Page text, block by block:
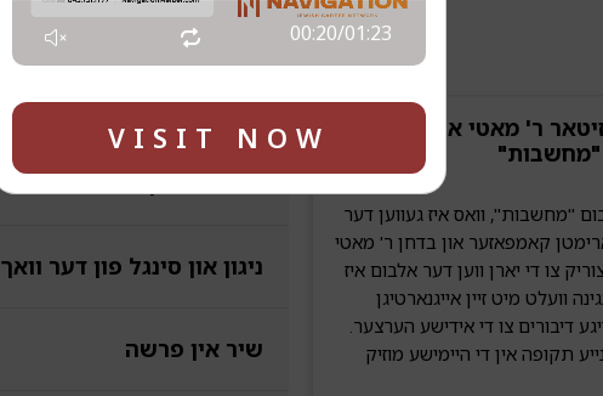
פארגעניגון
מוזיקאלישע שמועסן
שפאציר אין סטודיאו
ניגון און סינגל פון דער וואך
שיר אין פרשה
ר' מאטי אילאוויטש
"מחשבות"
"מחשבות", וואס איז געווען דער
קאמפאזער און בדחן ר' מאטי
צו די יארן ווען דער אלבום איז
וועלט מיט זיין אייגנארטיגן
דיבורים צו די אידישע הערצער.
תקופה אין די היימישע מוזיק
00:21/01:23
VISIT NOW